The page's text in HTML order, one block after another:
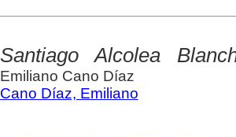
Santiago Alcolea
Emiliano Cano Díaz
Cano Díaz, Emiliano